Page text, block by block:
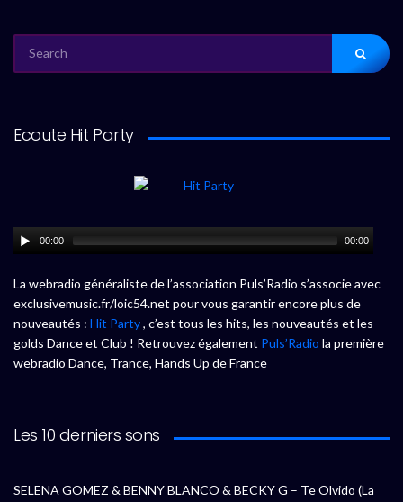
FOR:
Ecoute Hit Party
00:00 00:00
La webradio généraliste de l’association Puls’Radio s’associe avec
exclusivemusic.fr/loic54.net pour vous garantir encore plus de
nouveautés : Hit Party, c’est tous les hits, les nouveautés et les
golds Dance et Club ! Retrouvez également Puls’Radio la première
webradio Dance, Trance, Hands Up de France
Les 10 derniers sons
SELENA GOMEZ & BENNY BLANCO & BECKY G – Te Olvido (La